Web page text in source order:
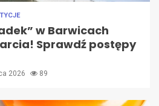
w Barwicach
Sprawdź postępy
2026 89